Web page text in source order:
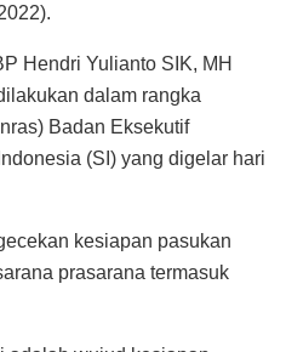
Hendri Yulianto SIK, MH
dalam rangka
Badan Eksekutif
(SI) yang digelar hari
kesiapan pasukan
prasarana termasuk